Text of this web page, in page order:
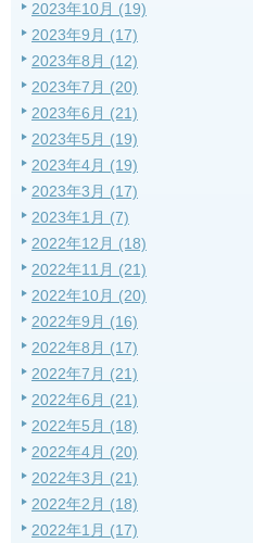
2023年10月 (19)
2023年9月 (17)
2023年8月 (12)
2023年7月 (20)
2023年6月 (21)
2023年5月 (19)
2023年4月 (19)
2023年3月 (17)
2023年1月 (7)
2022年12月 (18)
2022年11月 (21)
2022年10月 (20)
2022年9月 (16)
2022年8月 (17)
2022年7月 (21)
2022年6月 (21)
2022年5月 (18)
2022年4月 (20)
2022年3月 (21)
2022年2月 (18)
2022年1月 (17)